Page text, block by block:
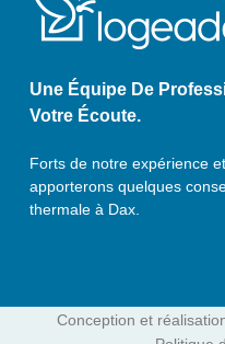
Une Équipe De
Votre Écoute.
Forts de notre expérience
apporterons quelques
thermale à Dax.
Conception et